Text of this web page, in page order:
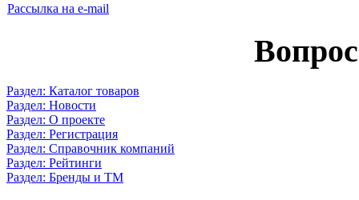
Рассылка на e-mail
Раздел: Каталог товаров
Раздел: Новости
Раздел: О проекте
Раздел: Регистрация
Раздел: Справочник компаний
Раздел: Рейтинги
Раздел: Бренды и ТМ